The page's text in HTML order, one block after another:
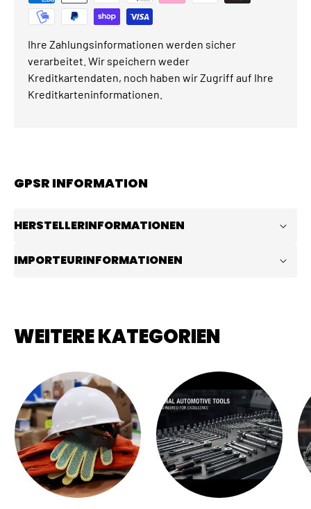
Ihre Zahlungsinformationen werden sicher
verarbeitet. Wir speichern weder
Kreditkartendaten, noch haben wir Zugriff auf Ihre
Kreditkarteninformationen.
GPSR INFORMATION
HERSTELLERINFORMATIONEN
IMPORTEURINFORMATIONEN
WEITERE KATEGORIEN